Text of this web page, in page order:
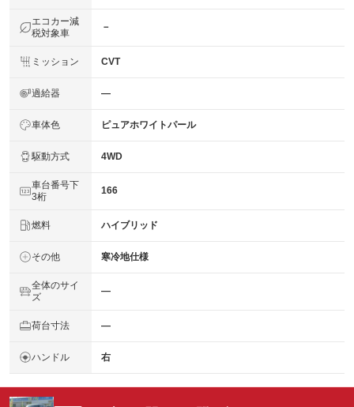
エコカー減
税対象車
－
ミッション CVT
過給器 ―
車体色 ピュアホワイトパール
駆動方式 4WD
車台番号下
3桁
166
燃料 ハイブリッド
その他 寒冷地仕様
全体のサイ
ズ
―
荷台寸法 ―
ハンドル 右